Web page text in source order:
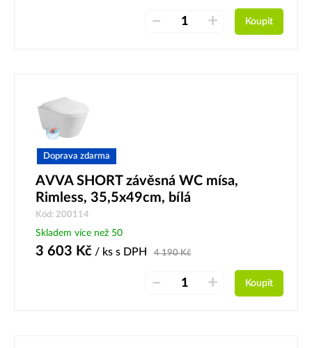
– + Koupit
Doprava zdarma
AVVA SHORT závěsná WC mísa,
Rimless, 35,5x49cm, bílá
Kód: 200114
Skladem více než 50
3 603 Kč / ks s DPH 4 190Kč
– + Koupit